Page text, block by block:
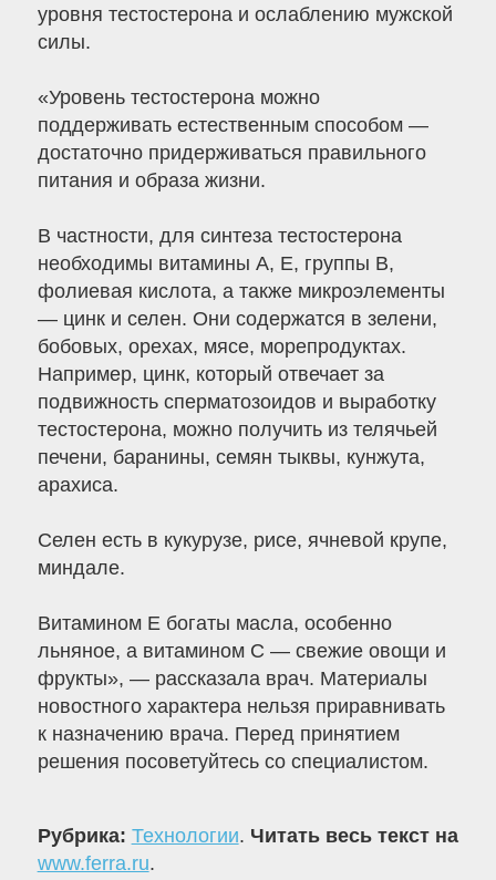
уровня тестостерона и ослаблению мужской
силы.
«Уровень тестостерона можно
поддерживать естественным способом —
достаточно придерживаться правильного
питания и образа жизни.
В частности, для синтеза тестостерона
необходимы витамины А, Е, группы В,
фолиевая кислота, а также микроэлементы
— цинк и селен. Они содержатся в зелени,
бобовых, орехах, мясе, морепродуктах.
Например, цинк, который отвечает за
подвижность сперматозоидов и выработку
тестостерона, можно получить из телячьей
печени, баранины, семян тыквы, кунжута,
арахиса.
Селен есть в кукурузе, рисе, ячневой крупе,
миндале.
Витамином Е богаты масла, особенно
льняное, а витамином С — свежие овощи и
фрукты», — рассказала врач. Материалы
новостного характера нельзя приравнивать
к назначению врача. Перед принятием
решения посоветуйтесь со специалистом.
Рубрика: Технологии. Читать весь текст на
www.ferra.ru.